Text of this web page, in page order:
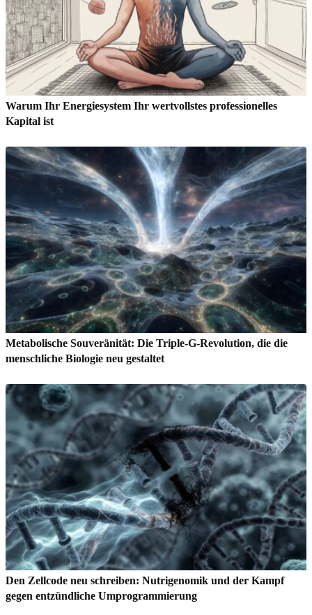
Warum Ihr Energiesystem Ihr wertvollstes professionelles
Kapital ist
Metabolische Souveränität: Die Triple-G-Revolution, die die
menschliche Biologie neu gestaltet
Den Zellcode neu schreiben: Nutrigenomik und der Kampf
gegen entzündliche Umprogrammierung